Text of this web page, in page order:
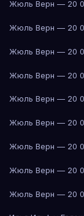
Жюль Верн — 20
Жюль Верн — 20
Жюль Верн — 20
Жюль Верн — 20
Жюль Верн — 20
Жюль Верн — 20
Жюль Верн — 20
Жюль Верн — 20
Жюль Верн — 20